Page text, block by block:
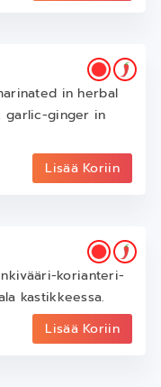
in herbal
garlic-ginger in
Lisää Koriin
korianteri-
kastikkeessa.
Lisää Koriin